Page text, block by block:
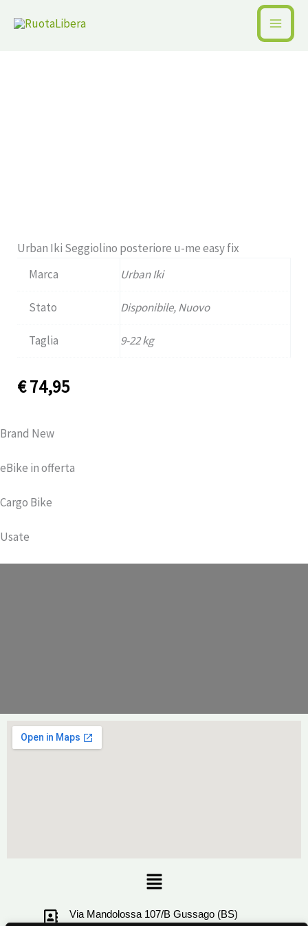
Home /Pagina precedente
Urban Iki Seggiolino posteriore u-me easy fix
Marca
Urban Iki
Stato Disponibile, Nuovo
Taglia 9-22 kg
€74,95
Brand New
eBike in offerta
Cargo Bike
Usate
Menu
Via Mandolossa 107/B Gussago (BS)